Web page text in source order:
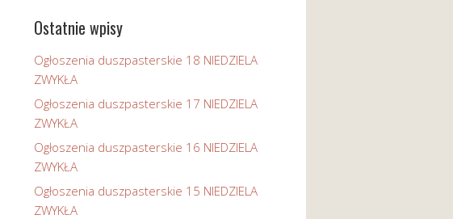
Ostatnie wpisy
Ogłoszenia duszpasterskie 18 NIEDZIELA
ZWYKŁA
Ogłoszenia duszpasterskie 17 NIEDZIELA
ZWYKŁA
Ogłoszenia duszpasterskie 16 NIEDZIELA
ZWYKŁA
Ogłoszenia duszpasterskie 15 NIEDZIELA
ZWYKŁA